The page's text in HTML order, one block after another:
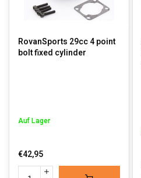
RovanSports 29cc 4 point
bolt fixed cylinder
Auf Lager
€42,95